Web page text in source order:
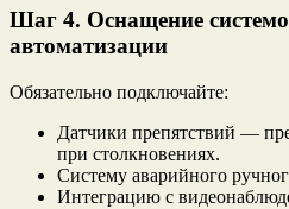
Шаг 4. Оснащение
автоматизации
Обязательно подключайте:
Датчики препятствий —
при столкновениях.
Систему аварийного
Интеграцию с